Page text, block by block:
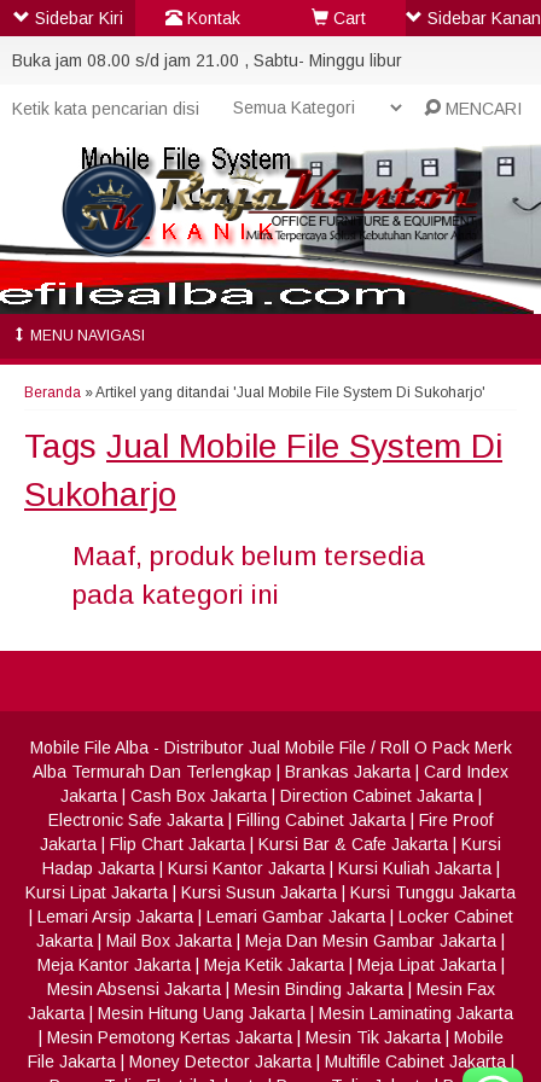
Buka jam 08.00 s/d jam 21.00 , Sabtu- Minggu libur
MENCARI
MENU NAVIGASI
Beranda »Artikel yang ditandai 'Jual Mobile File System Di Sukoharjo'
Tags Jual Mobile File System Di
Sukoharjo
Maaf, produk belum tersedia
pada kategori ini
Mobile File Alba- Distributor Jual Mobile File / Roll O Pack Merk
Alba Termurah Dan Terlengkap
Brankas Jakarta
Card Index
Jakarta| Cash Box Jakarta| Direction Cabinet Jakarta|
Electronic Safe Jakarta
Filling Cabinet Jakarta
Fire Proof
Jakarta
Flip Chart Jakarta Kursi Bar & Cafe Jakarta
Kursi
Hadap Jakarta| Kursi Kantor Jakarta| Kursi Kuliah Jakarta|
Kursi Lipat Jakarta
Kursi Susun Jakarta
Kursi Tunggu Jakarta
Lemari Arsip Jakarta| Lemari Gambar Jakarta| Locker Cabinet
Jakarta
Mail Box Jakarta Meja Dan Mesin Gambar Jakarta
Meja Kantor Jakarta| Meja Ketik Jakarta| Meja Lipat Jakarta|
Mesin Absensi Jakarta| Mesin Binding Jakarta| Mesin Fax
Jakarta
Mesin Hitung Uang Jakarta
Mesin Laminating Jakarta
Mesin Pemotong Kertas Jakarta| Mesin Tik Jakarta| Mobile
File Jakarta| Money Detector Jakarta| Multifile Cabinet Jakarta|
Sidebar Kiri Kontak Cart Sidebar Kanan